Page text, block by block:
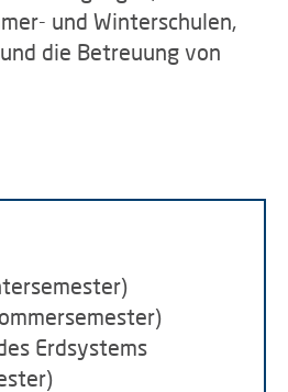
und Winterschulen,
die Betreuung von
Erdsystems